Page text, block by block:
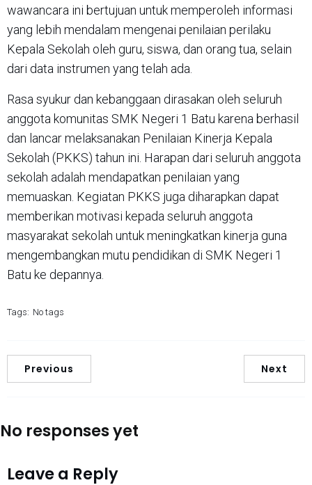
wawancara ini bertujuan untuk memperoleh informasi
yang lebih mendalam mengenai penilaian perilaku
Kepala Sekolah oleh guru, siswa, dan orang tua, selain
dari data instrumen yang telah ada.
Rasa syukur dan kebanggaan dirasakan oleh seluruh
anggota komunitas SMK Negeri 1 Batu karena berhasil
dan lancar melaksanakan Penilaian Kinerja Kepala
Sekolah (PKKS) tahun ini. Harapan dari seluruh anggota
sekolah adalah mendapatkan penilaian yang
memuaskan. Kegiatan PKKS juga diharapkan dapat
memberikan motivasi kepada seluruh anggota
masyarakat sekolah untuk meningkatkan kinerja guna
mengembangkan mutu pendidikan di SMK Negeri 1
Batu ke depannya.
Tags: No tags
Previous Next
No responses yet
Leave a Reply